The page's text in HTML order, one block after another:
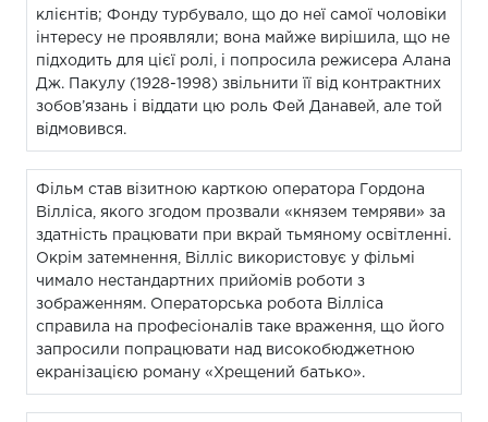
клієнтів; Фонду турбувало, що до неї самої чоловіки
інтересу не проявляли; вона майже вирішила, що не
підходить для цієї ролі, і попросила режисера Алана
Дж. Пакулу (1928-1998) звільнити її від контрактних
зобов’язань і віддати цю роль Фей Данавей, але той
відмовився.
Фільм став візитною карткою оператора Гордона
Вілліса, якого згодом прозвали «князем темряви» за
здатність працювати при вкрай тьмяному освітленні.
Окрім затемнення, Вілліс використовує у фільмі
чимало нестандартних прийомів роботи з
зображенням. Операторська робота Вілліса
справила на професіоналів таке враження, що його
запросили попрацювати над високобюджетною
екранізацією роману «Хрещений батько».